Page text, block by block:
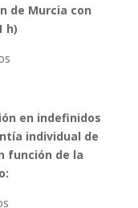
de Murcia con
h)
en indefinidos
individual de
función de la